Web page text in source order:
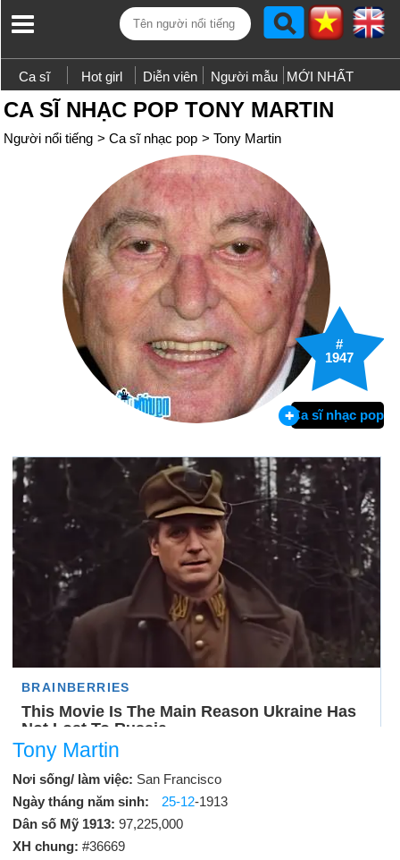
Ca sĩ Hot girl Diễn viên Người mẫu MỚI NHẤT
CA SĨ NHẠC POP TONY MARTIN
Người nổi tiếng > Ca sĩ nhạc pop > Tony Martin
#
1947
Ca sĩ nhạc pop
Tony Martin
Nơi sống/ làm việc: San Francisco
Ngày tháng năm sinh:
25-12-1913
Dân số Mỹ 1913: 97,225,000
XH chung: #36669